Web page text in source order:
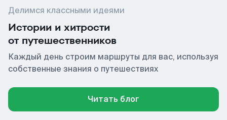
Делимся классными идеями
Истории и хитрости
от путешественников
Каждый день строим маршруты для вас, используя
собственные знания о путешествиях
Читать блог